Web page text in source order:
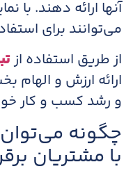
آنها ارائه دهند. با
می‌توانند برای
از طریق استفاده از
ارائه ارزش و الهام
و رشد کسب و کار
چگونه می‌توان
با مشتریان